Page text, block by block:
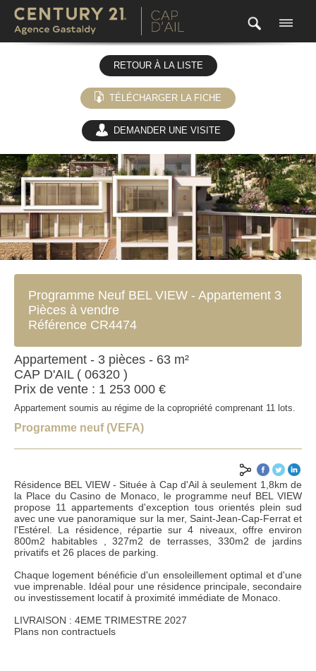
RETOUR À LA LISTE
TÉLÉCHARGER LA FICHE
DEMANDER UNE VISITE
**Au moins un des champs à renseigner
Programme Neuf BEL VIEW - Appartement 3
Pièces à vendre
Référence CR4474
Appartement - 3 pièces - 63 m²
CAP D'AIL ( 06320 )
Prix de vente : 1 253 000 €
Appartement soumis au régime de la copropriété comprenant 11 lots.
Programme neuf (VEFA)
Résidence BEL VIEW - Située à Cap d'Ail à seulement 1,8km de
la Place du Casino de Monaco, le programme neuf BEL VIEW
propose 11 appartements d'exception tous orientés plein sud
avec une vue panoramique sur la mer, Saint-Jean-Cap-Ferrat et
l'Estérel. La résidence, répartie sur 4 niveaux, offre environ
800m2 habitables , 327m2 de terrasses, 330m2 de jardins
privatifs et 26 places de parking.
Chaque logement bénéficie d'un ensoleillement optimal et d'une
vue imprenable. Idéal pour une résidence principale, secondaire
ou investissement locatif à proximité immédiate de Monaco.
LIVRAISON : 4EME TRIMESTRE 2027
Plans non contractuels